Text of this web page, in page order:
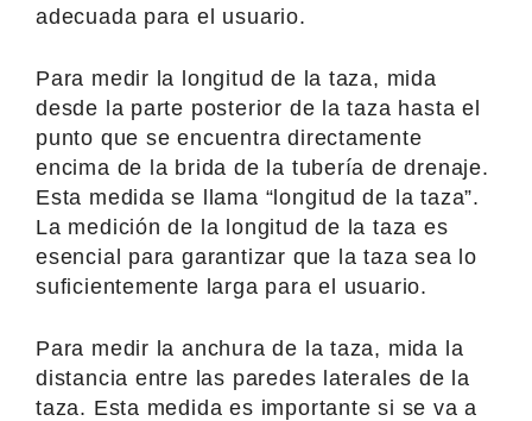
adecuada para el usuario.
Para medir la longitud de la taza, mida
desde la parte posterior de la taza hasta el
punto que se encuentra directamente
encima de la brida de la tubería de drenaje.
Esta medida se llama “longitud de la taza”.
La medición de la longitud de la taza es
esencial para garantizar que la taza sea lo
suficientemente larga para el usuario.
Para medir la anchura de la taza, mida la
distancia entre las paredes laterales de la
taza. Esta medida es importante si se va a